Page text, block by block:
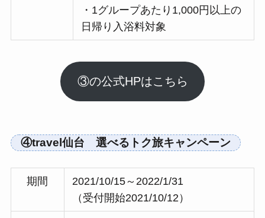
・1グループあたり1,000円以上の
日帰り入浴料対象
③の公式HPはこちら
④travel仙台 選べるトク旅キャンペーン
期間
2021/10/15～2022/1/31
（受付開始2021/10/12）